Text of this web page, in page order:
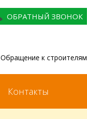
ОБРАТНЫЙ ЗВОНОК
Обращение к строителям
Контакты